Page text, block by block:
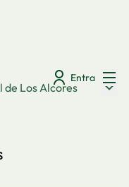
Entra
de Los Alcores